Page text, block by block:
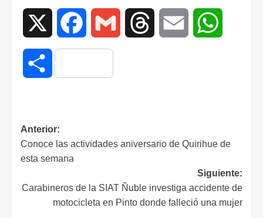
Facebook Gmail Threads Email
Compartir
Anterior:
Conoce las actividades aniversario de Quirihue de
esta semana
Siguiente:
Carabineros de la SIAT Ñuble investiga accidente de
motocicleta en Pinto donde falleció una mujer